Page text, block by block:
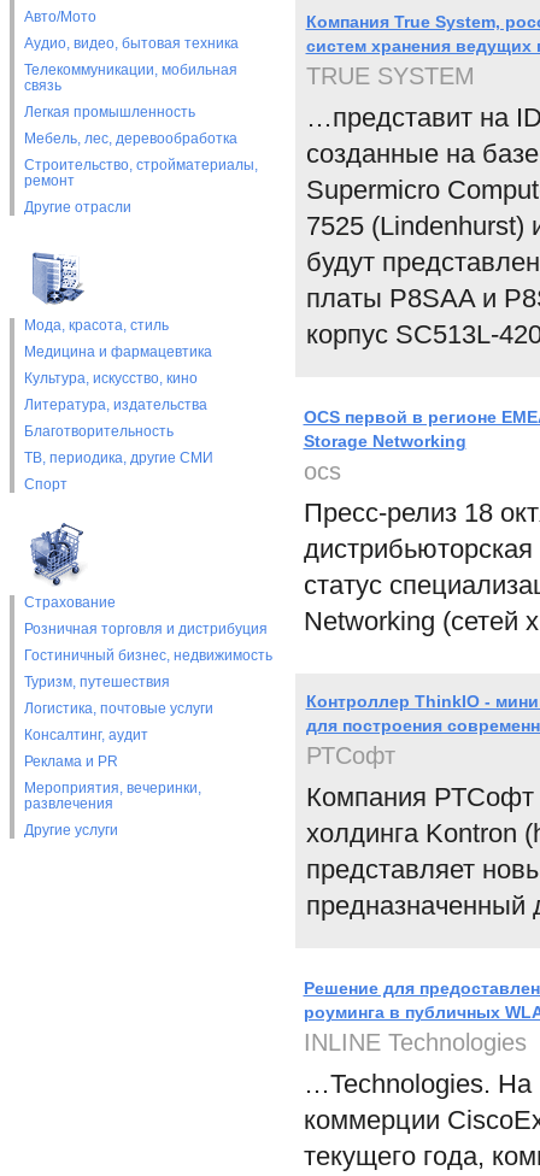
Авто/Мото
Аудио, видео, бытовая техника
Телекоммуникации, мобильная
связь
Легкая промышленность
Мебель, лес, деревообработка
Строительство, стройматериалы,
ремонт
Другие отрасли
Мода, красота, стиль
Медицина и фармацевтика
Культура, искусство, кино
Литература, издательства
Благотворительность
ТВ, периодика, другие СМИ
Спорт
Страхование
Розничная торговля и дистрибуция
Гостиничный бизнес, недвижимость
Туризм, путешествия
Логистика, почтовые услуги
Консалтинг, аудит
Реклама и PR
Мероприятия, вечеринки,
развлечения
Другие услуги
Компания True System,
систем хранения
TRUE SYSTEM
…представит на
созданные на
Supermicro
7525 (Lindenhurst)
будут
платы P8SAA и
корпус SC513L-
OCS первой в регионе
Storage Networking
ocs
Пресс-релиз 18
статус
Networking (сетей
Контроллер ThinkIO -
для построения
РТСофт
Компания РТСофт
холдинга Kontron
представляет
предназначенный
Решение для
роуминга в публичных
INLINE Technologies
…Technologies. На
коммерции
текущего года,